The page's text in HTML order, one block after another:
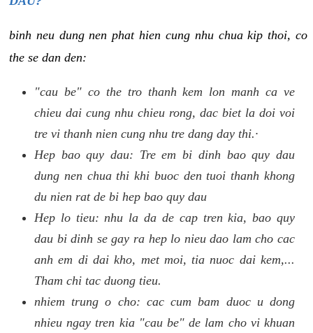
binh neu dung nen phat hien cung nhu chua kip thoi, co
the se dan den:
"cau be" co the tro thanh kem lon manh ca ve
chieu dai cung nhu chieu rong, dac biet la doi voi
tre vi thanh nien cung nhu tre dang day thi.·
Hep bao quy dau: Tre em bi dinh bao quy dau
dung nen chua thi khi buoc den tuoi thanh khong
du nien rat de bi hep bao quy dau
Hep lo tieu: nhu la da de cap tren kia, bao quy
dau bi dinh se gay ra hep lo nieu dao lam cho cac
anh em di dai kho, met moi, tia nuoc dai kem,...
Tham chi tac duong tieu.
nhiem trung o cho: cac cum bam duoc u dong
nhieu ngay tren kia "cau be" de lam cho vi khuan